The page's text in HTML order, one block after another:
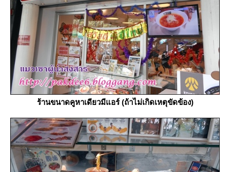
ร้านขนาดคูหาเดียวมีแอร์ (ถ้าไม่เกิดเหตุขัดข้อง)